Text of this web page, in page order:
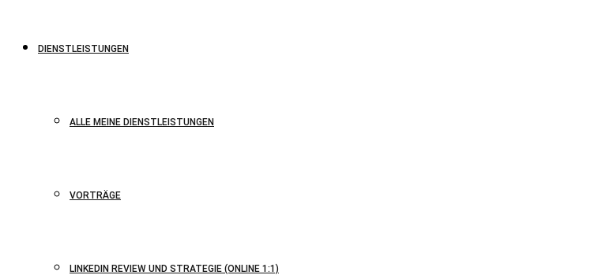
DIENSTLEISTUNGEN
ALLE MEINE DIENSTLEISTUNGEN
VORTRÄGE
LINKEDIN REVIEW UND STRATEGIE (ONLINE 1:1)